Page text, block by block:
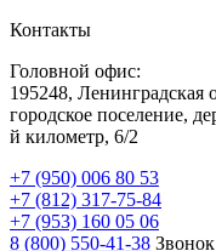
Контакты
Головной офис:
195248, Ленинградская
городское поселение,
й километр, 6/2
+7 (950) 006 80 53
+7 (812) 317-75-84
+7 (953) 160 05 06
8 (800) 550-41-38